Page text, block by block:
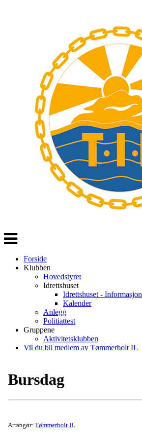
Veksle
navigasjon
Forside
Klubben
Hovedstyret
Idrettshuset
Idrettshuset - Informasjon
Kalender
Anlegg
Politiattest
Gruppene
Aktivitetsklubben
Vil du bli medlem av Tømmerholt IL
Bursdag
Arrangør: Tømmerholt IL